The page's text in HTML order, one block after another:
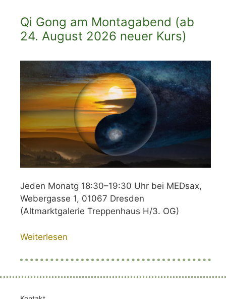
Qi Gong am Montagabend (ab
24. August 2026 neuer Kurs)
Jeden Monatg 18:30–19:30 Uhr bei MEDsax,
Webergasse 1, 01067 Dresden
(Altmarktgalerie Treppenhaus H/3. OG)
Weiterlesen